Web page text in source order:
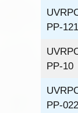
PP-121
PP-10
PP-022